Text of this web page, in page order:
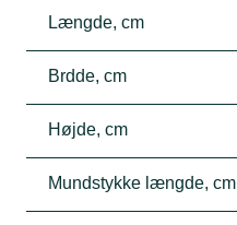
Længde, cm
Brdde, cm
Højde, cm
Mundstykke længde, cm